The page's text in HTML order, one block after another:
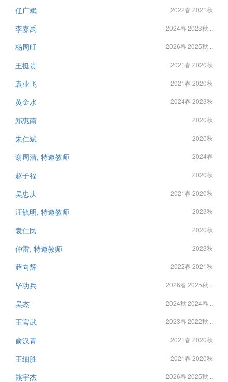
任广斌 2022春 2021秋
李嘉禹 2024春 2023秋...
杨周旺 2026春 2025秋...
王挺贵 2021春 2020秋
袁业飞 2021春 2020秋
黄金水 2024春 2023秋
郑惠南 2020秋
朱仁斌 2020秋
谢周清, 特邀教师 2024春
赵子福 2020秋
吴忠庆 2021春 2020秋
汪毓明, 特邀教师 2023秋
袁仁民 2020秋
仲雷, 特邀教师 2023秋
薛向辉 2022春 2021秋
毕功兵 2026春 2025秋...
吴杰 2024秋 2024春...
王官武 2023春 2022秋...
俞汉青 2021春 2020秋
王细胜 2021春 2020秋
熊宇杰 2026春 2025秋...